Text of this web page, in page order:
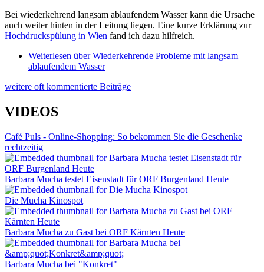
Bei wiederkehrend langsam ablaufendem Wasser kann die Ursache
auch weiter hinten in der Leitung liegen. Eine kurze Erklärung zur
Hochdruckspülung in Wien fand ich dazu hilfreich.
Weiterlesen über Wiederkehrende Probleme mit langsam
ablaufendem Wasser
weitere oft kommentierte Beiträge
VIDEOS
Café Puls - Online-Shopping: So bekommen Sie die Geschenke
rechtzeitig
Barbara Mucha testet Eisenstadt für ORF Burgenland Heute
Die Mucha Kinospot
Barbara Mucha zu Gast bei ORF Kärnten Heute
Barbara Mucha bei "Konkret"